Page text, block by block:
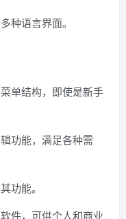
种语言界面。
单结构，即使是新手
功能，满足各种需
功能。
件，可供个人和商业